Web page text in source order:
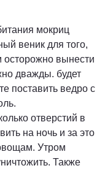
мокриц
веник для того,
осторожно вынести
дважды. будет
поставить ведро с
отверстий в
на ночь и за это
Утром
Также